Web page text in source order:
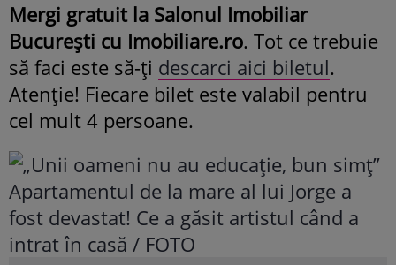
Mergi gratuit la Salonul Imobiliar
București cu Imobiliare.ro. Tot ce trebuie
să faci este să-ți descarci aici biletul.
Atenție! Fiecare bilet este valabil pentru
cel mult 4 persoane.